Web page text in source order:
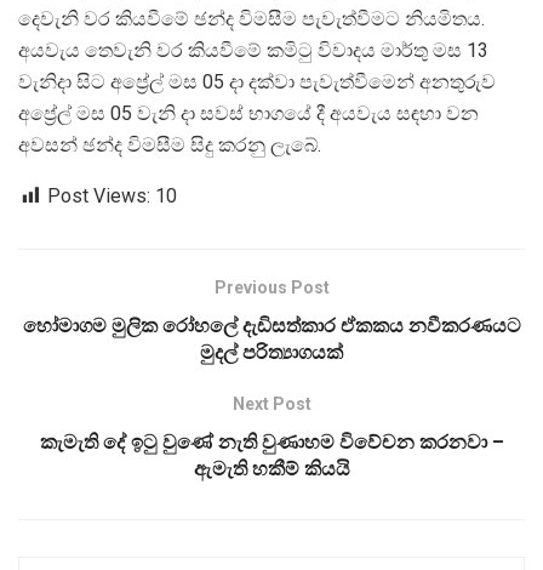
දෙවැනි වර කියවීමේ ඡන්ද විමසීම පැවැත්වීමට නියමිතය.
අයවැය තෙවැනි වර කියවීමේ කමිටු විවාදය මාර්තු මස 13
වැනිදා සිට අප්‍රේල් මස 05 දා දක්වා පැවැත්වීමෙන් අනතුරුව
අප්‍රේල් මස 05 වැනි දා සවස් භාගයේ දී අයවැය සඳහා වන
අවසන් ඡන්ද විමසීම සිදු කරනු ලැබේ.
Post Views: 10
Previous Post
හෝමාගම මුලික රෝහලේ දැඩිසත්කාර ඒකකය නවීකරණයට
මුදල් පරිත්‍යාගයක්
Next Post
කැමැති දේ ඉටු වුණේ නැති වුණාහම විවේචන කරනවා –
ඇමැති හකීම් කියයි